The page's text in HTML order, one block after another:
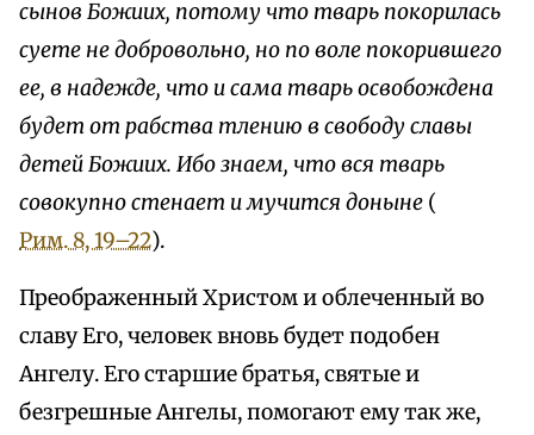
сынов Божиих, потому что тварь покорилась
суете не добровольно, но по воле покорившего
ее, в надежде, что и сама тварь освобождена
будет от рабства тлению в свободу славы
детей Божиих. Ибо знаем, что вся тварь
совокупно стенает и мучится доныне (
Рим. 8, 19–22).
Преображенный Христом и облеченный во
славу Его, человек вновь будет подобен
Ангелу. Его старшие братья, святые и
безгрешные Ангелы, помогают ему так же,